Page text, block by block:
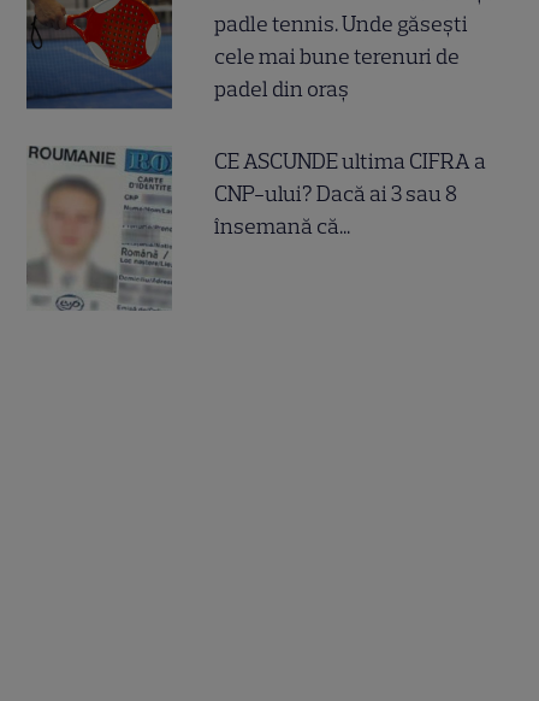
padle tennis. Unde găsești
cele mai bune terenuri de
padel din oraș
CE ASCUNDE ultima CIFRA a
CNP-ului? Dacă ai 3 sau 8
însemană că...